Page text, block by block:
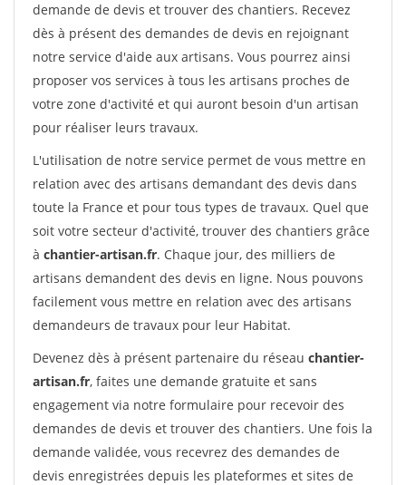
demande de devis et trouver des chantiers. Recevez
dès à présent des demandes de devis en rejoignant
notre service d'aide aux artisans. Vous pourrez ainsi
proposer vos services à tous les artisans proches de
votre zone d'activité et qui auront besoin d'un artisan
pour réaliser leurs travaux.
L'utilisation de notre service permet de vous mettre en
relation avec des artisans demandant des devis dans
toute la France et pour tous types de travaux. Quel que
soit votre secteur d'activité, trouver des chantiers grâce
à chantier-artisan.fr. Chaque jour, des milliers de
artisans demandent des devis en ligne. Nous pouvons
facilement vous mettre en relation avec des artisans
demandeurs de travaux pour leur Habitat.
Devenez dès à présent partenaire du réseau chantier-
artisan.fr, faites une demande gratuite et sans
engagement via notre formulaire pour recevoir des
demandes de devis et trouver des chantiers. Une fois la
demande validée, vous recevrez des demandes de
devis enregistrées depuis les plateformes et sites de